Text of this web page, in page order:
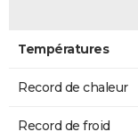
Températures
Record de chaleur
Record de froid